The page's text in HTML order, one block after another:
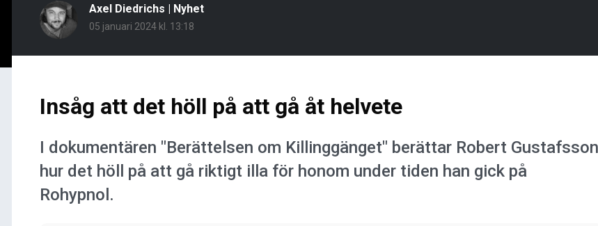
Axel Diedrichs | Nyhet
05 januari 2024 kl. 13:18
Insåg att det höll på att gå åt helvete
I dokumentären "Berättelsen om Killinggänget" berättar Robert Gustafsson
hur det höll på att gå riktigt illa för honom under tiden han gick på
Rohypnol.